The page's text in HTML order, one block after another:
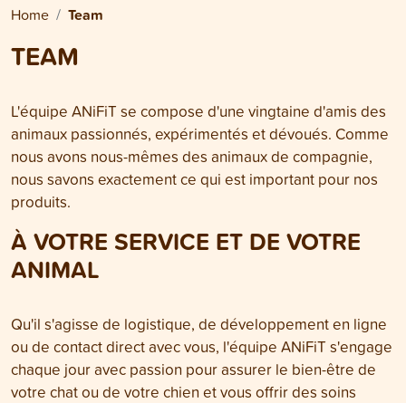
Home Team
TEAM
L'équipe ANiFiT se compose d'une vingtaine d'amis des
animaux passionnés, expérimentés et dévoués. Comme
nous avons nous-mêmes des animaux de compagnie,
nous savons exactement ce qui est important pour nos
produits.
À VOTRE SERVICE ET DE VOTRE
ANIMAL
Qu'il s'agisse de logistique, de développement en ligne
ou de contact direct avec vous, l'équipe ANiFiT s'engage
chaque jour avec passion pour assurer le bien-être de
votre chat ou de votre chien et vous offrir des soins